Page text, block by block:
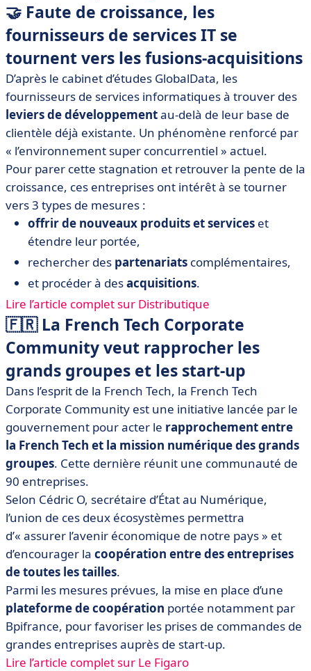
🤝 Faute de croissance, les
fournisseurs de services IT se
tournent vers les fusions-acquisitions
D’après le cabinet d’études GlobalData, les
fournisseurs de services informatiques à trouver des
leviers de développementau-delà de leur base de
clientèle déjà existante. Un phénomène renforcé par
« l’environnement super concurrentiel » actuel.
Pour parer cette stagnation et retrouver la pente de la
croissance, ces entreprises ont intérêt à se tourner
vers 3 types de mesures :
offrir de nouveaux produits et services et
étendre leur portée,
rechercher des partenariats complémentaires,
et procéder à desacquisitions.
Lire l’article complet sur Distributique
🇫🇷 La French Tech Corporate
Community veut rapprocher les
grands groupes et les start-up
Dans l’esprit de la French Tech, la French Tech
Corporate Community est une initiative lancée par le
gouvernement pour acter le rapprochement entre
la French Tech et la mission numériquedes grands
groupes. Cette dernière réunit une communauté de
90 entreprises.
Selon Cédric O, secrétaire d’État au Numérique,
l’union de ces deux écosystèmes permettra
d’« assurer l’avenir économique de notre pays » et
d’encourager la coopération entre des entreprises
de toutes les tailles.
Parmi les mesures prévues, la mise en place d’une
plateformede coopération portée notamment par
Bpifrance, pour favoriser les prises de commandes de
grandes entreprises auprès de start-up.
Lire l’article complet sur Le Figaro